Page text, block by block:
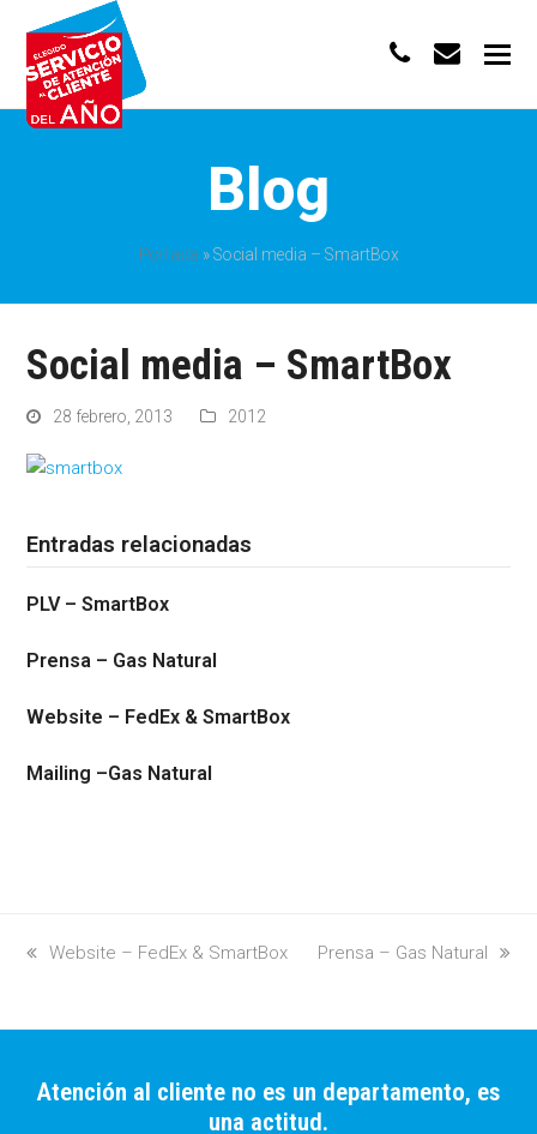
phone
Blog
Portada »Social media – SmartBox
Social media – SmartBox
28 febrero, 2013 2012
Entradas relacionadas
PLV – SmartBox
Prensa – Gas Natural
Website – FedEx & SmartBox
Mailing –Gas Natural
previous
Website – FedEx & SmartBox
next
Prensa – Gas Natural
Atención al cliente no es un departamento, es
una actitud.